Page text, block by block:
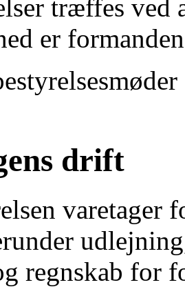
træffes ved
er
drift
varetager
regnskab for